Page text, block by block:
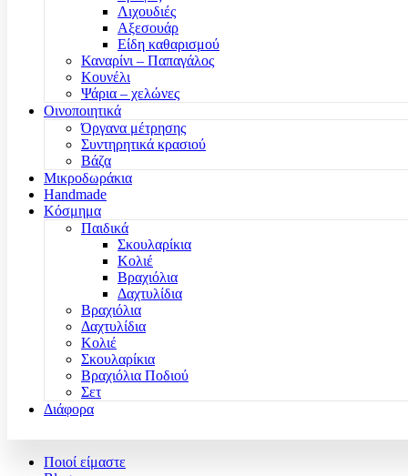
Λιχουδιές
Αξεσουάρ
Είδη καθαρισμού
Καναρίνι – Παπαγάλος
Κουνέλι
Ψάρια – χελώνες
Οινοποιητικά
Όργανα μέτρησης
Συντηρητικά κρασιού
Βάζα
Μικροδωράκια
Handmade
Κόσμημα
Παιδικά
Σκουλαρίκια
Κολιέ
Βραχιόλια
Δαχτυλίδια
Βραχιόλια
Δαχτυλίδια
Κολιέ
Σκουλαρίκια
Βραχιόλια Ποδιού
Σετ
Διάφορα
Ποιοί είμαστε